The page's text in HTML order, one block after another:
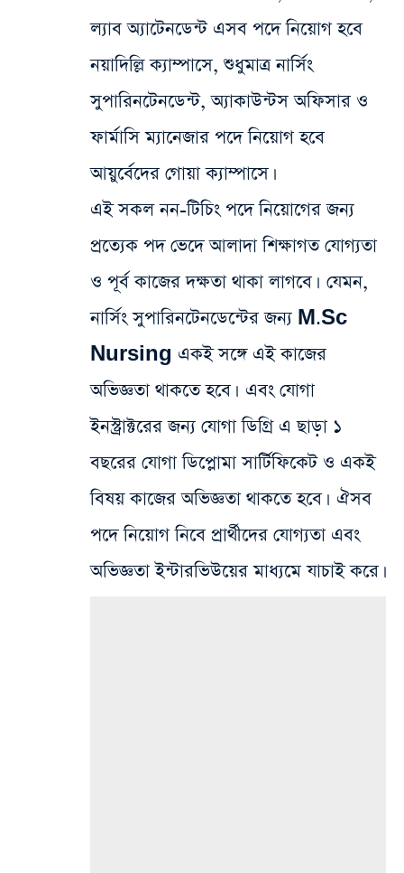
ল্যাব অ্যাটেনডেন্ট এসব পদে নিয়োগ হবে
নয়াদিল্লি ক্যাম্পাসে, শুধুমাত্র নার্সিং
সুপারিনটেনডেন্ট, অ্যাকাউন্টস অফিসার ও
ফার্মাসি ম্যানেজার পদে নিয়োগ হবে
আয়ুর্বেদের গোয়া ক্যাম্পাসে।
এই সকল নন-টিচিং পদে নিয়োগের জন্য
প্রত্যেক পদ ভেদে আলাদা শিক্ষাগত যোগ্যতা
ও পূর্ব কাজের দক্ষতা থাকা লাগবে। যেমন,
নার্সিং সুপারিনটেনডেন্টের জন্য M.Sc
Nursing এক‌ই সঙ্গে এই কাজের
অভিজ্ঞতা থাকতে হবে। এবং যোগা
ইনস্ট্রাক্টরের জন্য যোগা ডিগ্রি এ ছাড়া ১
বছরের যোগা ডিপ্লোমা সার্টিফিকেট ও এক‌ই
বিষয় কাজের অভিজ্ঞতা থাকতে হবে। ঐসব
পদে‌ নিয়োগ নিবে প্রার্থীদের যোগ্যতা এবং
অভিজ্ঞতা ইন্টারভিউয়ের মাধ্যমে যাচাই করে